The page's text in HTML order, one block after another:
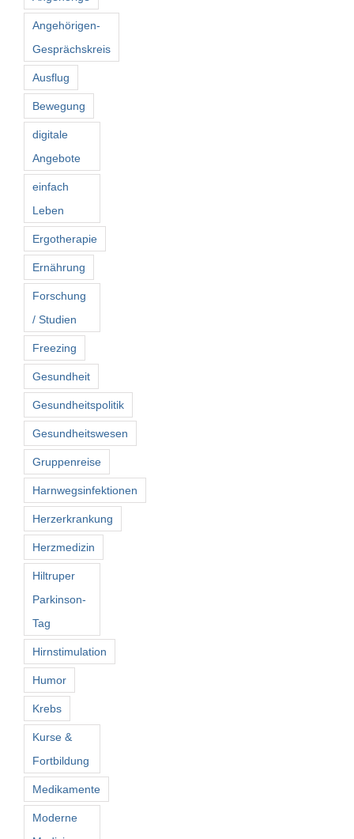
Angehörigen-
Gesprächskreis
Ausflug
Bewegung
digitale
Angebote
einfach
Leben
Ergotherapie
Ernährung
Forschung
/ Studien
Freezing
Gesundheit
Gesundheitspolitik
Gesundheitswesen
Gruppenreise
Harnwegsinfektionen
Herzerkrankung
Herzmedizin
Hiltruper
Parkinson-
Tag
Hirnstimulation
Humor
Krebs
Kurse &
Fortbildung
Medikamente
Moderne